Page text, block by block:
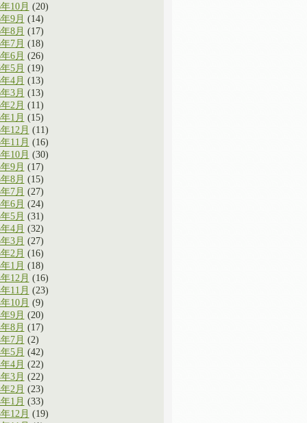
10月 (20)
9月 (14)
8月 (17)
7月 (18)
6月 (26)
5月 (19)
4月 (13)
3月 (13)
2月 (11)
1月 (15)
12月 (11)
11月 (16)
10月 (30)
9月 (17)
8月 (15)
7月 (27)
6月 (24)
5月 (31)
4月 (32)
3月 (27)
2月 (16)
1月 (18)
12月 (16)
11月 (23)
10月 (9)
9月 (20)
8月 (17)
7月 (2)
5月 (42)
4月 (22)
3月 (22)
2月 (23)
1月 (33)
12月 (19)